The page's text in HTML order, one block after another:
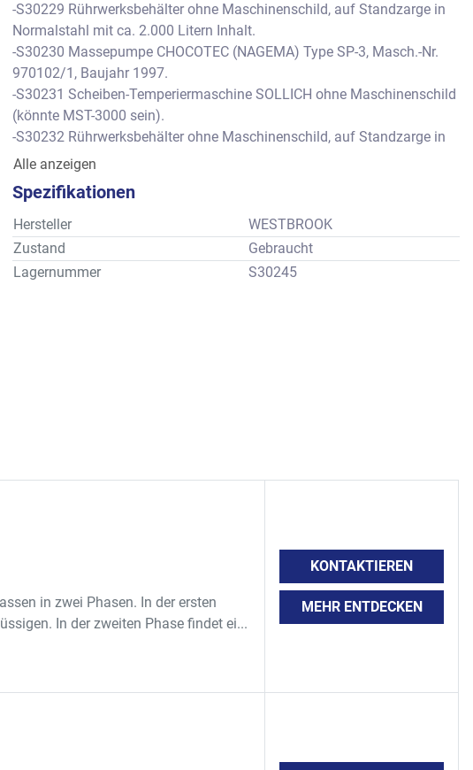
-S30229 Rührwerksbehälter ohne Maschinenschild, auf Standzarge in
Normalstahl mit ca. 2.000 Litern Inhalt.
-S30230 Massepumpe CHOCOTEC (NAGEMA) Type SP-3, Masch.-Nr.
970102/1, Baujahr 1997.
-S30231 Scheiben-Temperiermaschine SOLLICH ohne Maschinenschild
(könnte MST-3000 sein).
-S30232 Rührwerksbehälter ohne Maschinenschild, auf Standzarge in
Normalstahl mit ca. 2.000 Litern Inhalt.
970102/2, Baujahr 1997.
-S30234 Scheiben-Temperiermaschine AASTED Type AT-3000, Masch.-
Nr. 8737. Ist unsere ehemalige Position G06283.
-S30235 Rührwerksbehälter, ohne Maschinenschild.
-S30236 Drehschieber-Massepumpe.
-S30243 Stollen-Steigförderband INTERNOVI Type 60°GOLFR.TRS,
Anlage 34 m. lang x 2 m. breit x 3,50 m. hoch, bestehend aus:
- Gießmaschine mit einseitigem Kolbensystem ( 18 Kolben),für
Langguss (IV3002).
- Formenanwärmstation auf Rollen.
- Gießmaschine Gießkopf mit 2 x 8 Gießkolben, viereckige Kolben für
Alle anzeigen
Spezifikationen
Hersteller
WESTBROOK
Zustand
Gebraucht
Lagernummer
S30245
in zwei Phasen. In der ersten
In der zweiten Phase findet ei...
KONTAKTIEREN
MEHR ENTDECKEN